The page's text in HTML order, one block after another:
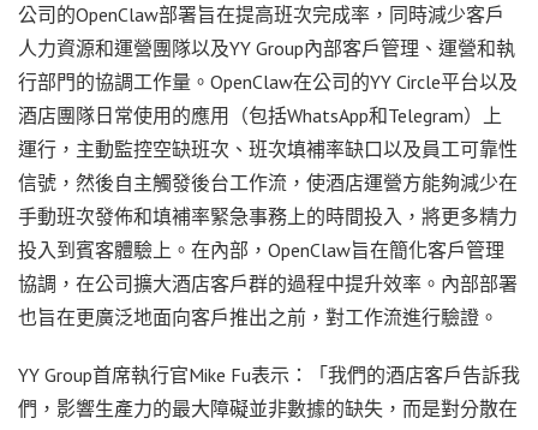
公司的OpenClaw部署旨在提高班次完成率，同時減少客戶
人力資源和運營團隊以及YY Group內部客戶管理、運營和執
行部門的協調工作量。OpenClaw在公司的YY Circle平台以及
酒店團隊日常使用的應用（包括WhatsApp和Telegram）上
運行，主動監控空缺班次、班次填補率缺口以及員工可靠性
信號，然後自主觸發後台工作流，使酒店運營方能夠減少在
手動班次發佈和填補率緊急事務上的時間投入，將更多精力
投入到賓客體驗上。在內部，OpenClaw旨在簡化客戶管理
協調，在公司擴大酒店客戶群的過程中提升效率。內部部署
也旨在更廣泛地面向客戶推出之前，對工作流進行驗證。
YY Group首席執行官Mike Fu表示：「我們的酒店客戶告訴我
們，影響生產力的最大障礙並非數據的缺失，而是對分散在